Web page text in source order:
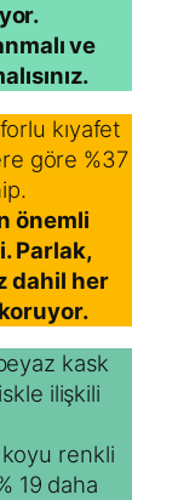
ve
kıyafet
göre %37
önemli
Parlak,
dahil her
kask
ilişkili
renkli
19 daha